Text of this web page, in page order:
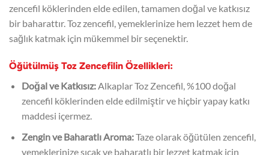
zencefil köklerinden elde edilen, tamamen doğal ve katkısız
bir baharattır. Toz zencefil, yemeklerinize hem lezzet hem de
sağlık katmak için mükemmel bir seçenektir.
Öğütülmüş Toz Zencefilin Özellikleri:
Doğal ve Katkısız:Alkaplar Toz Zencefil, %100 doğal
zencefil köklerinden elde edilmiştir ve hiçbir yapay katkı
maddesi içermez.
Zengin ve Baharatlı Aroma:Taze olarak öğütülen zencefil,
yemeklerinize sıcak ve baharatlı bir lezzet katmak için